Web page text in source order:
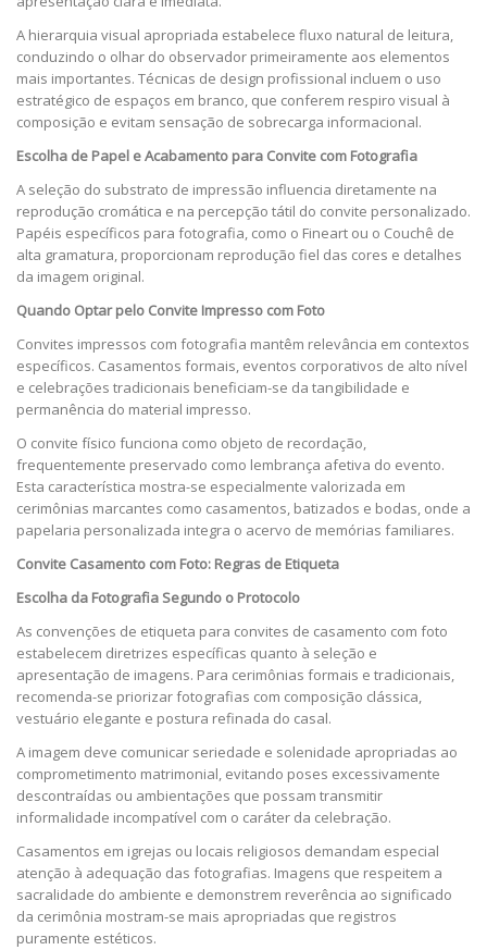
A hierarquia visual apropriada estabelece fluxo natural de leitura,
conduzindo o olhar do observador primeiramente aos elementos
mais importantes. Técnicas de design profissional incluem o uso
estratégico de espaços em branco, que conferem respiro visual à
composição e evitam sensação de sobrecarga informacional.
Escolha de Papel e Acabamento para Convite com Fotografia
A seleção do substrato de impressão influencia diretamente na
reprodução cromática e na percepção tátil do convite personalizado.
Papéis específicos para fotografia, como o Fineart ou o Couchê de
alta gramatura, proporcionam reprodução fiel das cores e detalhes
da imagem original.
Quando Optar pelo Convite Impresso com Foto
Convites impressos com fotografia mantêm relevância em contextos
específicos. Casamentos formais, eventos corporativos de alto nível
e celebrações tradicionais beneficiam-se da tangibilidade e
permanência do material impresso.
O convite físico funciona como objeto de recordação,
frequentemente preservado como lembrança afetiva do evento.
Esta característica mostra-se especialmente valorizada em
cerimônias marcantes como casamentos, batizados e bodas, onde a
papelaria personalizada integra o acervo de memórias familiares.
Convite Casamento com Foto: Regras de Etiqueta
Escolha da Fotografia Segundo o Protocolo
As convenções de etiqueta para convites de casamento com foto
estabelecem diretrizes específicas quanto à seleção e
apresentação de imagens. Para cerimônias formais e tradicionais,
recomenda-se priorizar fotografias com composição clássica,
vestuário elegante e postura refinada do casal.
A imagem deve comunicar seriedade e solenidade apropriadas ao
comprometimento matrimonial, evitando poses excessivamente
descontraídas ou ambientações que possam transmitir
informalidade incompatível com o caráter da celebração.
Casamentos em igrejas ou locais religiosos demandam especial
atenção à adequação das fotografias. Imagens que respeitem a
sacralidade do ambiente e demonstrem reverência ao significado
da cerimônia mostram-se mais apropriadas que registros
puramente estéticos.